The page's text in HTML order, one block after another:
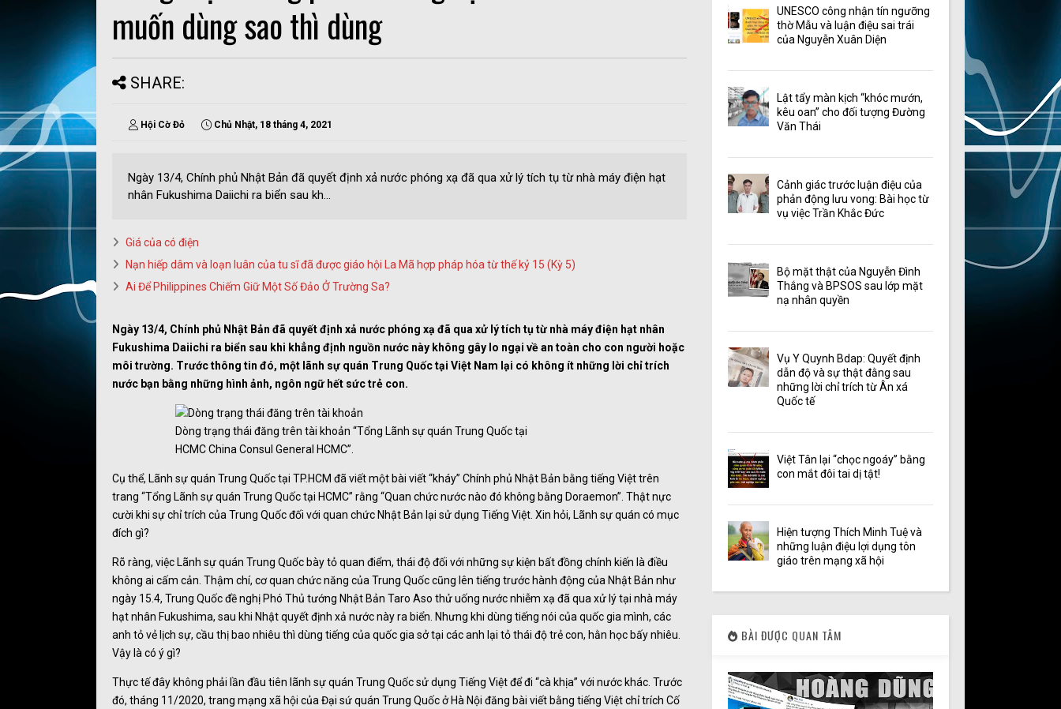
muốn dùng sao thì dùng
SHARE:
Hội Cờ Đỏ Chủ Nhật, 18 tháng 4, 2021
Ngày 13/4, Chính phủ Nhật Bản đã quyết định xả nước phóng xạ đã qua xử lý tích tụ từ nhà máy điện hạt
nhân Fukushima Daiichi ra biển sau kh...
Giá của có điện
Nạn hiếp dâm và loạn luân của tu sĩ đã được giáo hội La Mã hợp pháp hóa từ thế kỷ 15 (Kỳ 5)
Ai Để Philippines Chiếm Giữ Một Số Đảo Ở Trường Sa?
Ngày 13/4, Chính phủ Nhật Bản đã quyết định xả nước phóng xạ đã qua xử lý tích tụ từ nhà máy điện hạt nhân
Fukushima Daiichi ra biển sau khi khẳng định nguồn nước này không gây lo ngại về an toàn cho con người hoặc
môi trường. Trước thông tin đó, một lãnh sự quán Trung Quốc tại Việt Nam lại có không ít những lời chỉ trích
nước bạn bằng những hình ảnh, ngôn ngữ hết sức trẻ con.
Dòng trạng thái đăng trên tài khoản “Tổng Lãnh sự quán Trung Quốc tại
HCMC China Consul General HCMC”.
Cụ thể, Lãnh sự quán Trung Quốc tại TP.HCM đã viết một bài viết “kháy” Chính phủ Nhật Bản bằng tiếng Việt trên
trang “Tổng Lãnh sự quán Trung Quốc tại HCMC” rằng “Quan chức nước nào đó không bằng Doraemon”. Thật nực
cười khi sự chỉ trích của Trung Quốc đối với quan chức Nhật Bản lại sử dụng Tiếng Việt. Xin hỏi, Lãnh sự quán có mục
đích gì?
Rõ ràng, việc Lãnh sự quán Trung Quốc bày tỏ quan điểm, thái độ đối với những sự kiện bất đồng chính kiến là điều
không ai cấm cản. Thậm chí, cơ quan chức năng của Trung Quốc cũng lên tiếng trước hành động của Nhật Bản như
ngày 15.4, Trung Quốc đề nghị Phó Thủ tướng Nhật Bản Taro Aso thử uống nước nhiễm xạ đã qua xử lý tại nhà máy
hạt nhân Fukushima, sau khi Nhật quyết định xả nước này ra biển. Nhưng khi dùng tiếng nói của quốc gia mình, các
anh tỏ vẻ lịch sự, cầu thị bao nhiêu thì dùng tiếng của quốc gia sở tại các anh lại tỏ thái độ trẻ con, hằn học bấy nhiêu.
Vậy là có ý gì?
Thực tế đây không phải lần đầu tiên lãnh sự quán Trung Quốc sử dụng Tiếng Việt để đi “cà khịa” với nước khác. Trước
đó, tháng 11/2020, trang mạng xã hội của Đại sứ quán Trung Quốc ở Hà Nội đăng bài viết bằng tiếng Việt chỉ trích Cố
UNESCO công nhận tín ngưỡng
thờ Mẫu và luận điệu sai trái
của Nguyễn Xuân Diện
Lật tẩy màn kịch “khóc mướn,
kêu oan” cho đối tượng Đường
Văn Thái
Cảnh giác trước luận điệu của
phản động lưu vong: Bài học từ
vụ việc Trần Khắc Đức
Bộ mặt thật của Nguyễn Đình
Thắng và BPSOS sau lớp mặt
nạ nhân quyền
Vụ Y Quynh Bdap: Quyết định
dẫn độ và sự thật đằng sau
những lời chỉ trích từ Ân xá
Quốc tế
Việt Tân lại “chọc ngoáy” bằng
con mắt đôi tai dị tật!
Hiện tượng Thích Minh Tuệ và
những luận điệu lợi dụng tôn
giáo trên mạng xã hội
BÀI ĐƯỢC QUAN TÂM